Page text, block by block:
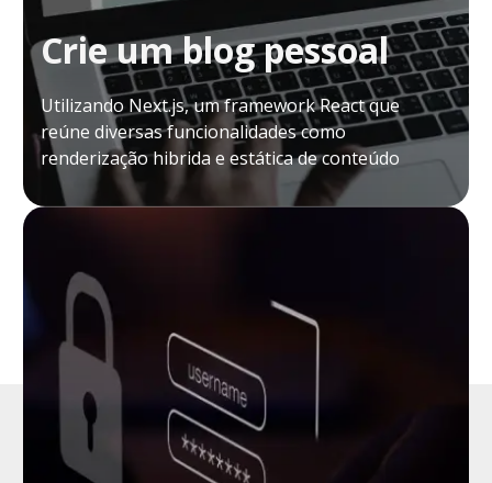
Crie um blog pessoal
Utilizando Next.js, um framework React que
reúne diversas funcionalidades como
renderização hibrida e estática de conteúdo